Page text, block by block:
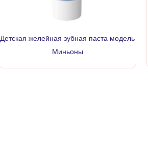
Детская желейная зубная паста модель
Миньоны